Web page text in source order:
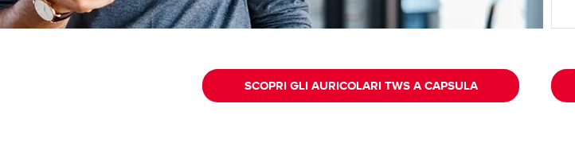
SCOPRI GLI AURICOLARI TWS A CAPSULA